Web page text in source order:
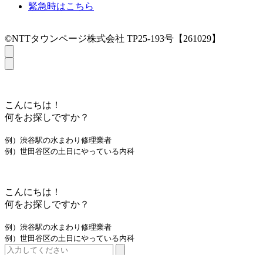
緊急時はこちら
©NTTタウンページ株式会社 TP25-193号【261029】
こんにちは！
何をお探しですか？
例）渋谷駅の水まわり修理業者
例）世田谷区の土日にやっている内科
こんにちは！
何をお探しですか？
例）渋谷駅の水まわり修理業者
例）世田谷区の土日にやっている内科